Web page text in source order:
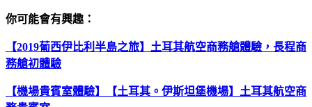
你可能會有興趣：
【2019葡西伊比利半島之旅】土耳其航空商務艙體驗，長程商
務艙初體驗
【機場貴賓室體驗】【土耳其。伊斯坦堡機場】土耳其航空商